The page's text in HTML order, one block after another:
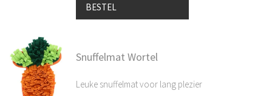
BESTEL
Snuffelmat Wortel
Leuke snuffelmat voor lang plezier